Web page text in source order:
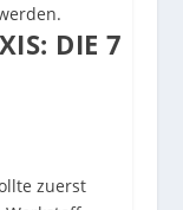
DIE 7
zuerst